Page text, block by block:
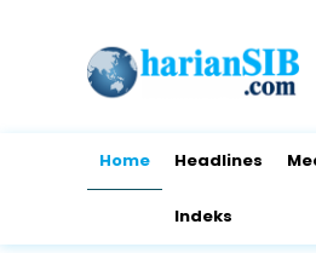
Home Headlines
Indeks